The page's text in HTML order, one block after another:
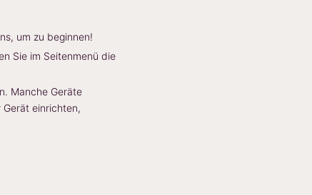
um zu beginnen!
Sie im Seitenmenü die
Manche Geräte
einrichten,